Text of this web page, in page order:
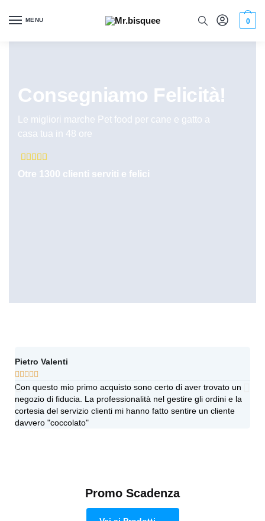
MENU 0
Consegniamo Felicità!
Le migliori marche Pet food per cane e gatto a
casa tua in 48 ore
    
Otre 1300 clienti serviti e felici
Pietro Valenti
    
Con questo mio primo acquisto sono certo di aver trovato un
negozio di fiducia. La professionalità nel gestire gli ordini e la
cortesia del servizio clienti mi hanno fatto sentire un cliente
davvero "coccolato"
Promo Scadenza